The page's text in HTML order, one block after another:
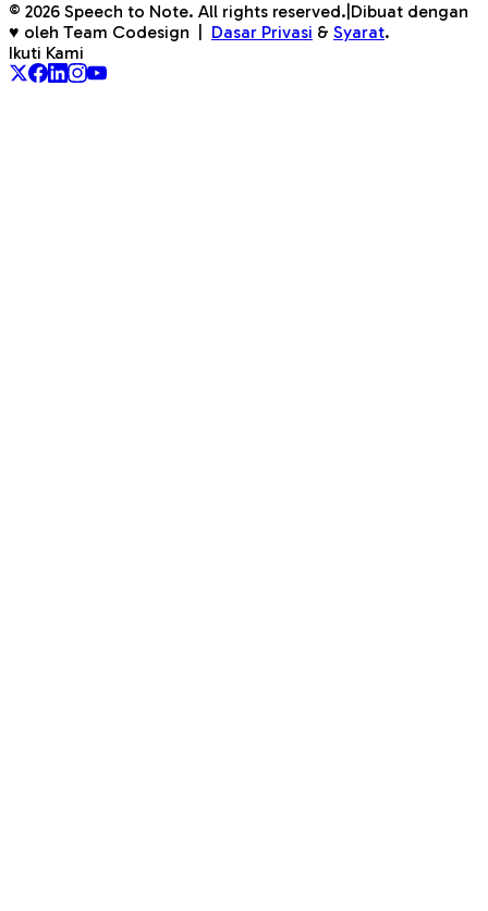
© 2026 Speech to Note. All rights reserved. Dibuat dengan
♥ oleh Team Codesign
Dasar Privasi & Syarat.
Ikuti Kami